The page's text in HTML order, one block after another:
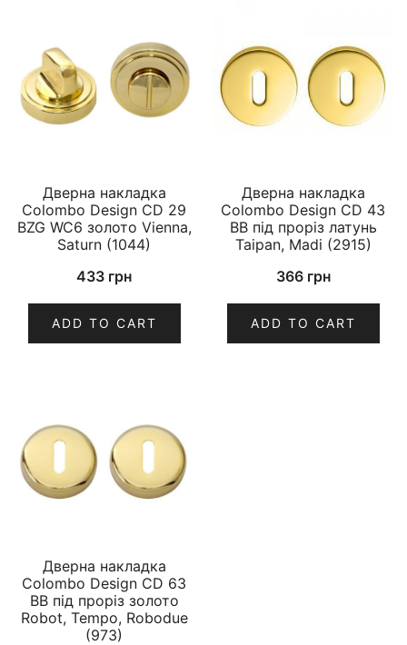
Дверна накладка
Colombo Design CD 29
BZG WC6 золото Vienna,
Saturn (1044)
433 грн
ADD TO CART
Дверна накладка
Colombo Design CD 43
BB під проріз латунь
Taipan, Madi (2915)
366 грн
ADD TO CART
Дверна накладка
Colombo Design CD 63
BB під проріз золото
Robot, Tempo, Robodue
(973)